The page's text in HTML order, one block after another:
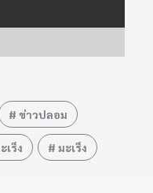
ข่าวปลอม
เร็ง มะเร็ง